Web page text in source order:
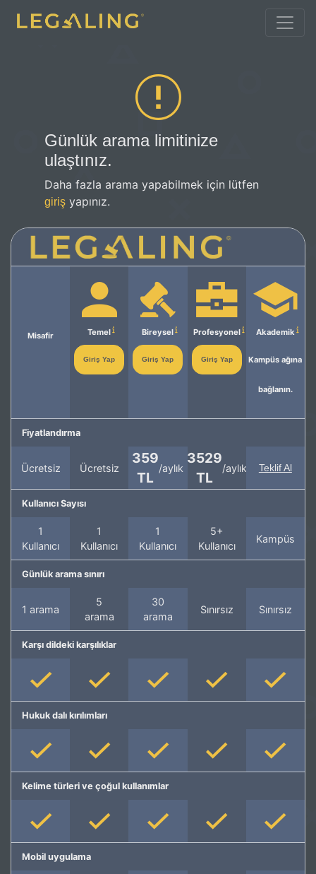
Günlük arama limitinize
ulaştınız.
Daha fazla arama yapabilmek için lütfen
giriş yapınız.
Misafir Temel
Giriş Yap
Bireysel
Giriş Yap
Profesyonel
Giriş Yap
Akademik
Kampüs ağına
bağlanın.
Fiyatlandırma
Ücretsiz Ücretsiz
359
TL
/aylık
3529
TL
/aylık Teklif Al
Kullanıcı Sayısı
1
Kullanıcı
1
Kullanıcı
1
Kullanıcı
5+
Kullanıcı
Kampüs
Günlük arama sınırı
1 arama
5
arama
30
arama
Sınırsız Sınırsız
Karşı dildeki karşılıklar
Hukuk dalı kırılımları
Kelime türleri ve çoğul kullanımlar
Mobil uygulama